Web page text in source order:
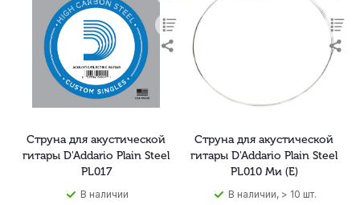
Струна для акустической
гитары D'Addario Plain Steel
PL017
В наличии
Струна для акустической
гитары D'Addario Plain Steel
PL010 Ми (E)
В наличии, > 10 шт.